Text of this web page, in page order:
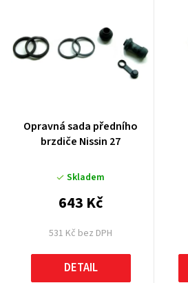
n
Opravná sada předního
brzdiče Nissin 27
Skladem
531 Kč bez DPH
643 Kč
DETAIL